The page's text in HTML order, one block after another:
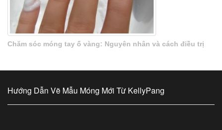
Chăm sóc móng tay ố vàng: Nguyên nhân và cách điều trị
Hướng Dẫn Vẽ Mẫu Móng Mới Từ KellyPang